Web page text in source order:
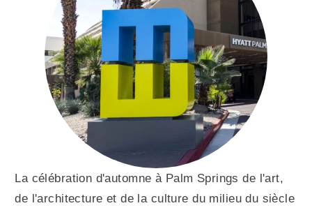
La célébration d'automne à Palm Springs de l'art,
de l'architecture et de la culture du milieu du siècle